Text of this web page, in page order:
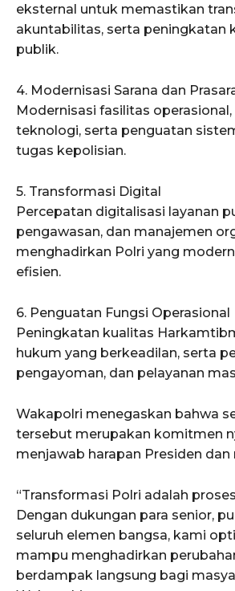
eksternal untuk memastikan
akuntabilitas, serta peningkatan
publik.
4. Modernisasi Sarana dan
Modernisasi fasilitas
teknologi, serta penguatan
tugas kepolisian.
5. Transformasi Digital
Percepatan digitalisasi layanan
pengawasan, dan manajemen
menghadirkan Polri yang
efisien.
6. Penguatan Fungsi Operasional
Peningkatan kualitas
hukum yang berkeadilan, serta
pengayoman, dan pelayanan
Wakapolri menegaskan bahwa
tersebut merupakan komitmen
menjawab harapan Presiden dan
“Transformasi Polri adalah
Dengan dukungan para senior,
seluruh elemen bangsa, kami
mampu menghadirkan
berdampak langsung bagi